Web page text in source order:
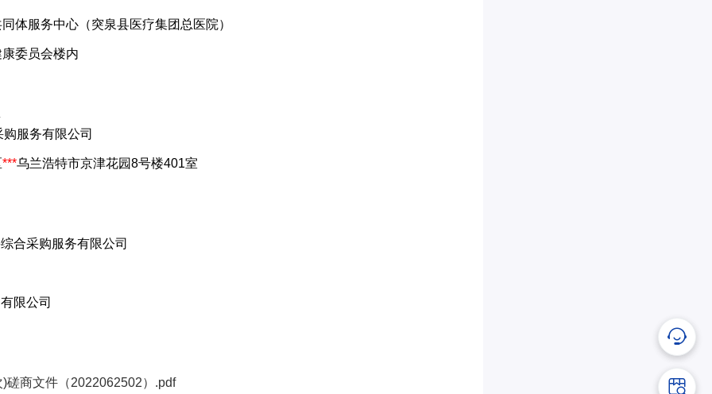
体服务中心（突泉县医疗集团总医院）
委员会楼内
服务有限公司
***乌兰浩特市京津花园8号楼401室
合采购服务有限公司
限公司
磋商文件（2022062502）.pdf